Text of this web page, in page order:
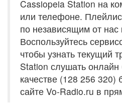
Cassiopeia Station на
или телефоне.
по независящим от нас
Воспользуйтесь
чтобы узнать текущий
Station слушать
качестве (128 256 320)
сайте Vo-Radio.ru в